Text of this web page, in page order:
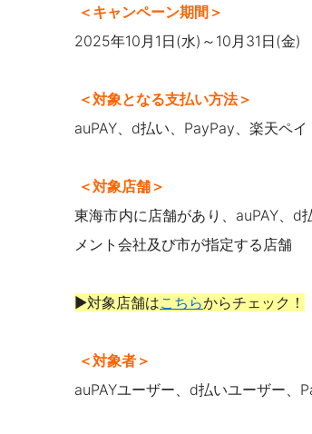
＜キャンペーン期間＞
2025年10月1日(水)～10月31日(金)
＜対象となる支払い方法＞
auPAY、d払い、PayPay、楽天ペイ
＜対象店舗＞
東海市内に店舗があり、auPAY、d
メント会社及び市が指定する店舗
▶対象店舗はこちらからチェック！
＜対象者＞
auPAYユーザー、d払いユーザー、